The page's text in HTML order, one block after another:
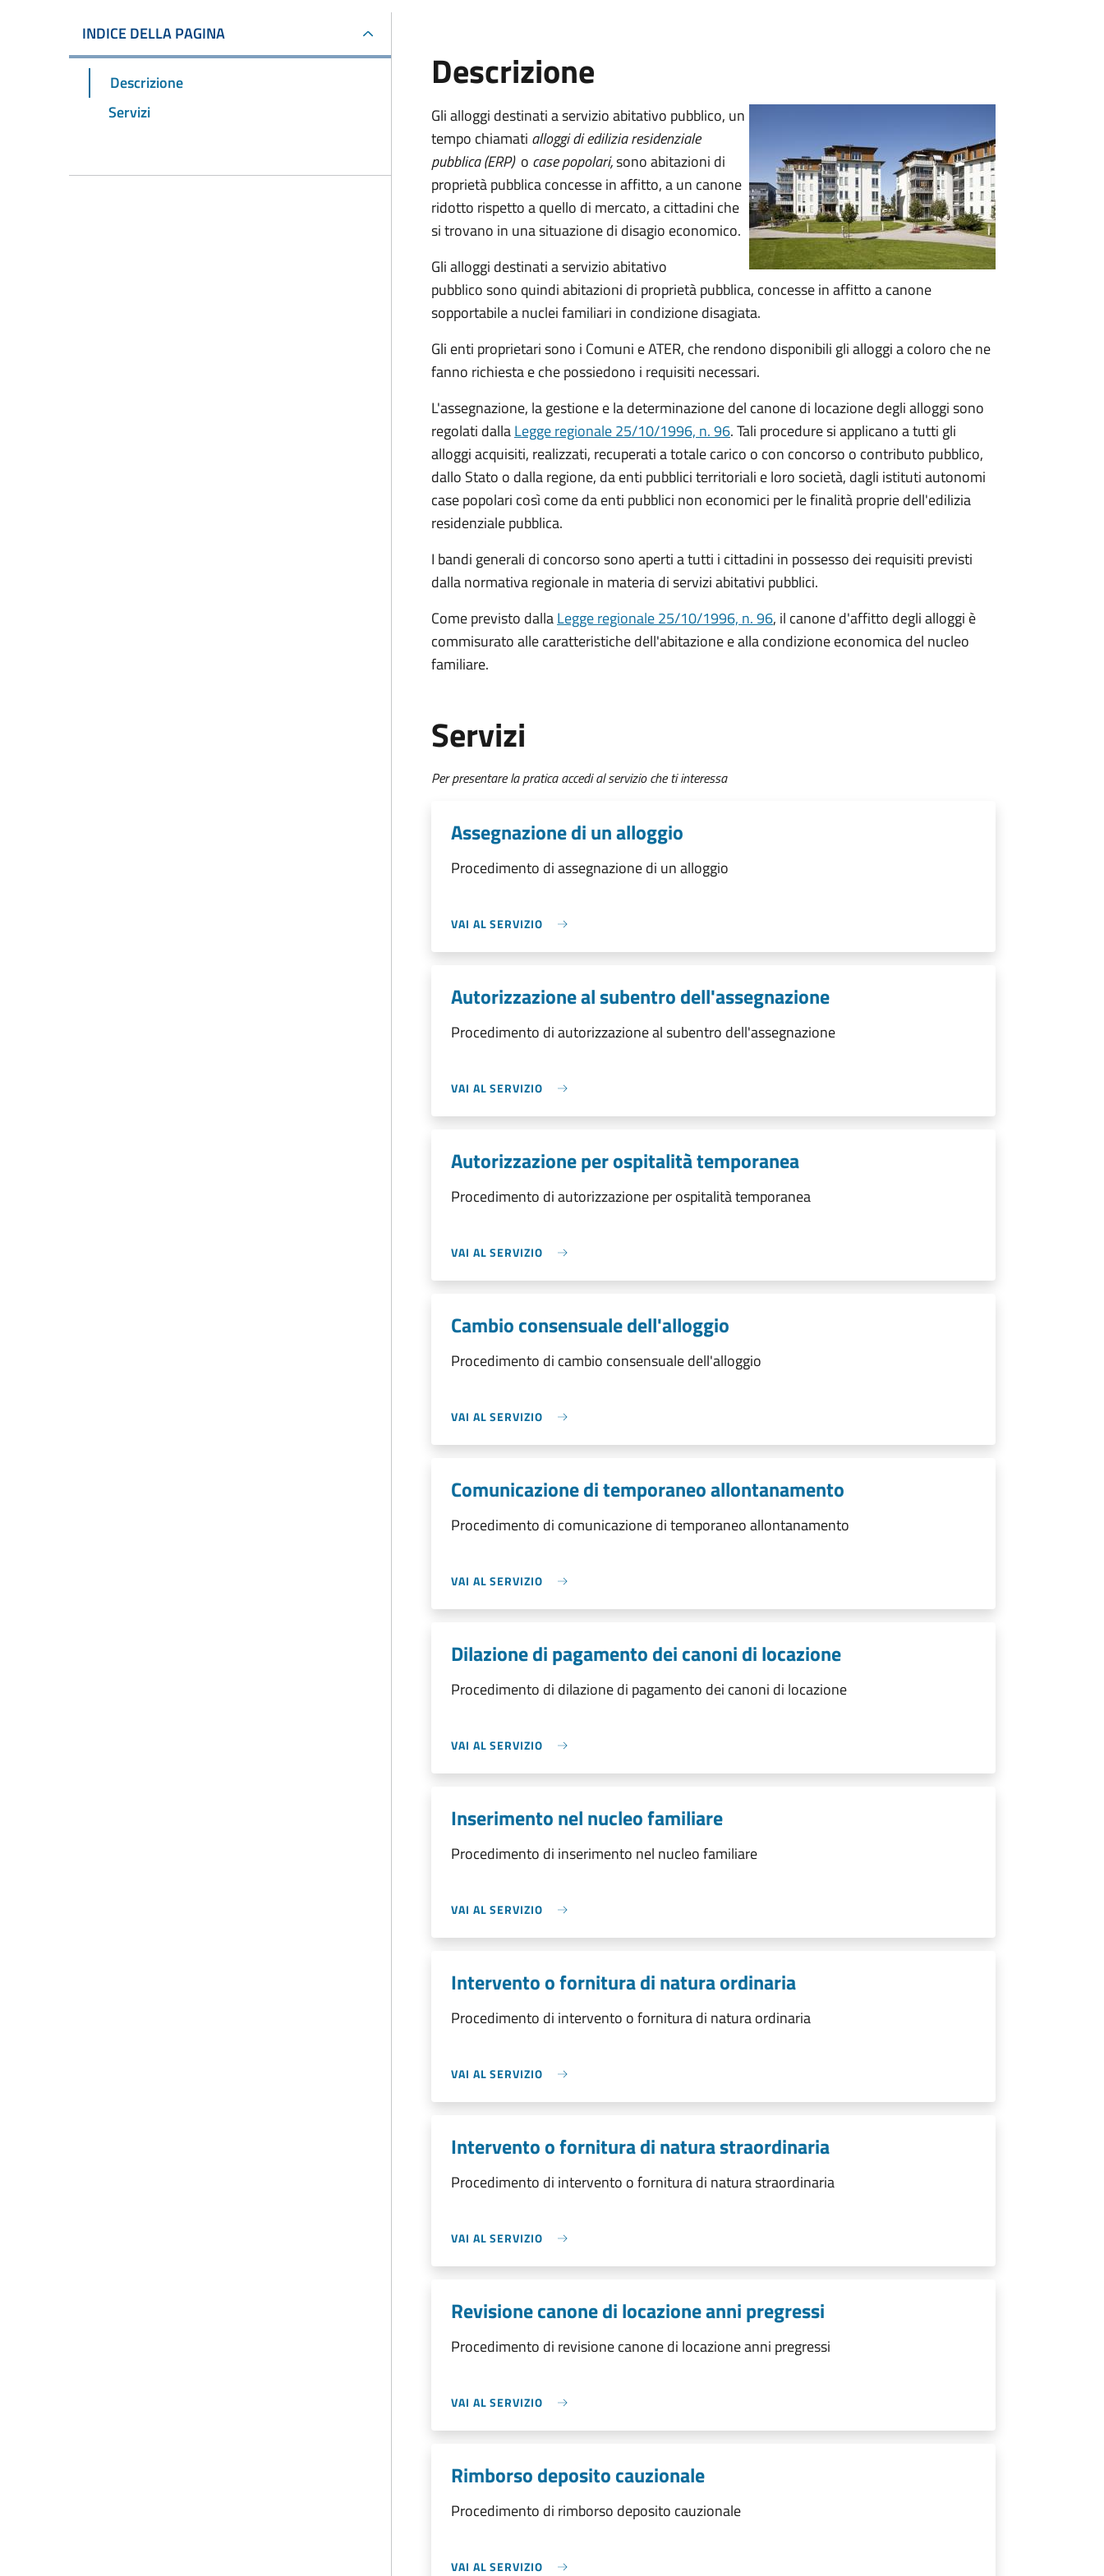
INDICE DELLA PAGINA
Descrizione
Servizi
Descrizione
Gli alloggi destinati a servizio abitativo pubblico, un
tempo chiamati alloggi di edilizia residenziale
pubblica (ERP)o case popolari,sono abitazioni di
proprietà pubblica concesse in affitto, a un canone
ridotto rispetto a quello di mercato, a cittadini che
si trovano in una situazione di disagio economico.
Gli alloggi destinati a servizio abitativo
pubblico sono quindi abitazioni di proprietà pubblica, concesse in affitto a canone
sopportabile a nuclei familiari in condizione disagiata.
Gli enti proprietari sono i Comuni e ATER, che rendono disponibili gli alloggi a coloro che ne
fanno richiesta e che possiedono i requisiti necessari.
L'assegnazione, la gestione e la determinazione del canone di locazione degli alloggi sono
regolati dallaLegge regionale 25/10/1996, n. 96. Tali procedure si applicano a tutti gli
alloggi acquisiti, realizzati, recuperati a totale carico o con concorso o contributo pubblico,
dallo Stato o dalla regione, da enti pubblici territoriali e loro società, dagli istituti autonomi
case popolari così come da enti pubblici non economici per le finalità proprie dell'edilizia
residenziale pubblica.
I bandi generali di concorso sono aperti a tutti i cittadini in possesso dei requisiti previsti
dalla normativa regionale in materia di servizi abitativi pubblici.
Come previsto dallaLegge regionale 25/10/1996, n. 96, il canone d'affitto degli alloggi è
commisurato alle caratteristiche dell'abitazione e alla condizione economica del nucleo
familiare.
Servizi
Per presentare la pratica accedi al servizio che ti interessa
Assegnazione di un alloggio
Procedimento di assegnazione di un alloggio
VAI AL SERVIZIO
Autorizzazione al subentro dell'assegnazione
Procedimento di autorizzazione al subentro dell'assegnazione
VAI AL SERVIZIO
Autorizzazione per ospitalità temporanea
Procedimento di autorizzazione per ospitalità temporanea
VAI AL SERVIZIO
Cambio consensuale dell'alloggio
Procedimento di cambio consensuale dell'alloggio
VAI AL SERVIZIO
Comunicazione di temporaneo allontanamento
Procedimento di comunicazione di temporaneo allontanamento
VAI AL SERVIZIO
Dilazione di pagamento dei canoni di locazione
Procedimento di dilazione di pagamento dei canoni di locazione
VAI AL SERVIZIO
Inserimento nel nucleo familiare
Procedimento di inserimento nel nucleo familiare
VAI AL SERVIZIO
Intervento o fornitura di natura ordinaria
Procedimento di intervento o fornitura di natura ordinaria
VAI AL SERVIZIO
Intervento o fornitura di natura straordinaria
Procedimento di intervento o fornitura di natura straordinaria
VAI AL SERVIZIO
Revisione canone di locazione anni pregressi
Procedimento di revisione canone di locazione anni pregressi
VAI AL SERVIZIO
Rimborso deposito cauzionale
Procedimento di rimborso deposito cauzionale
VAI AL SERVIZIO